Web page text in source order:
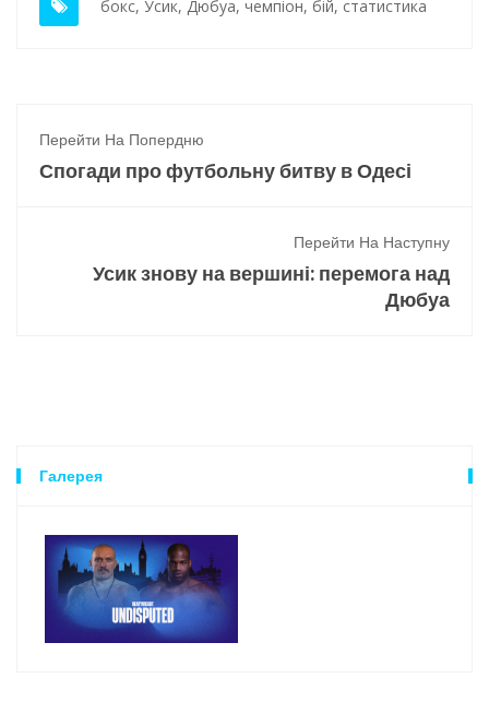
бокс, Усик, Дюбуа, чемпіон, бій, статистика
Перейти На Попердню
Спогади про футбольну битву в Одесі
Перейти На Наступну
Усик знову на вершині: перемога над
Дюбуа
Галерея